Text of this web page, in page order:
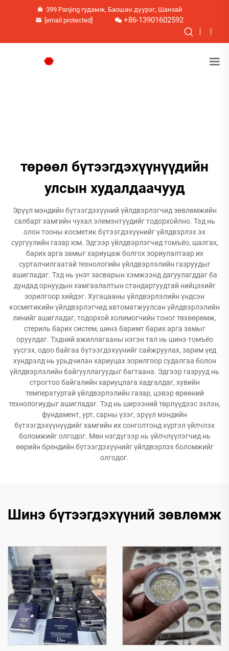
399 Panjing гудамж, Баошан дүүрэг, Шанхай
[email protected]
+86-13901602592
төрөөл бүтээгдэхүүнүүдийн
улсын худалдаачууд
Эрүүл мэндийн бүтээгдэхүүний үйлдвэрлэгчид зөвлөмжийн
салбарт хамгийн чухал элемэнтүүдийг тодорхойлно. Тэд нь
олон тооны косметик бүтээгдэхүүнийг үйлдвэрлэх эх
сургуулийн газар юм. Эдгээр үйлдвэрлэгчид томъёо, шалгах,
барих арга замыг хариуцаж болгох зориулалтаар их
сурталчилгаатай технологийн үйлдвэрлэлийн газруудыг
ашигладаг. Тэд нь үнэт засварын хэмжээнд дагуулагддаг ба
дундад орнуудын хамгаалалтын стандартуудтай нийцэхийг
зорилгоор хийдэг. Хугацааны үйлдвэрлэлийн үндсэн
косметикийн үйлдвэрлэгчид автоматжуулсан үйлдвэрлэлийн
линийг ашигладаг, тодорхой холимогчийн тоног төхөөрөмж,
стериль барих систем, шинэ баримт барих арга замыг
оруулдаг. Тэдний ажиллагааны нэгэн тал нь шинэ томъёо
үүсгэх, одоо байгаа бүтээгдэхүүнийг сайжруулах, зарим үед
хүндрэлд нь урьдчилан хариуцах зорилгоор судалгаа болон
үйлдвэрлэлийн байгууллагуудыг багтаана. Эдгээр газрууд нь
строгтоо байгалийн хариуцлага хадгалдаг, хувийн
температуртай үйлдвэрлэлийн газар, цэвэр өрөөний
технологиудыг ашигладаг. Тэд нь ширээний төрлүүдээс эхлэн,
фундамент, урт, сарны үзэг, эрүүл мэндийн
бүтээгдэхүүнүүдийг хамгийн их сонголтонд хүртэл үйлчлэх
боломжийг олгодог. Мөн нэгдүгээр нь үйлчлүүлэгчид нь
өөрийн брендийн бүтээгдэхүүнийг үйлдвэрлэх боломжийг
олгодог.
Шинэ бүтээгдэхүүний зөвлөмж